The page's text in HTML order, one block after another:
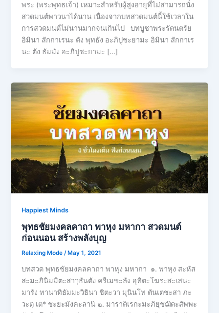
พระ (พระพุทธเจ้า) เหมาะสำหรับผู้สูงอายุที่ไม่สามารถนั่ง
สวดมนต์พาวนาได้นาน เนื่องจากบทสวดมนต์นี้ใช้เวลาใน
การสวดมนต์ไม่นานมากจนเกินไป บทบูชาพระรัตนตรัย
อิมินา สักกาเรนะ ตัง พุทธัง อะภิปูชะยามะ อิมินา สักกาเร
นะ ตัง ธัมมัง อะภิปูชะยามะ […]
Happiest Minds
พุทธชัยมงคลคาถา พาหุง มหากา สวดมนต์
ก่อนนอน สร้างพลังบุญ
Relaxing Mode/ May 1, 2021
บทสวด พุทธชัยมงคลคาถา พาหุง มหากา ๑. พาหุง สะหัส
สะมะภินิมมิตะสาวุธันตัง ครีเมขะลัง อุทิตะโฆระสะเสนะ
มารัง ทานาทิธัมมะวิธินา ชิตะวา มุนินโท ตันเตชะสา ภะ
วะตุ เต* ชะยะมังคะลานิ ๒. มาราติเรกะมะภิยุชฌิตะสัพพะ